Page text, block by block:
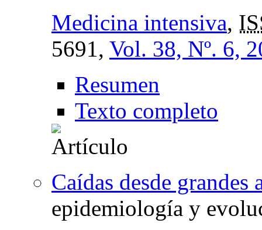
Medicina intensiva,
5691, Vol. 38, Nº. 6,
Resumen
Texto completo
Caídas desde grandes
epidemiología y